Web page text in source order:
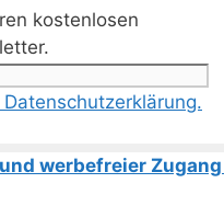
kostenlosen
werbefreier